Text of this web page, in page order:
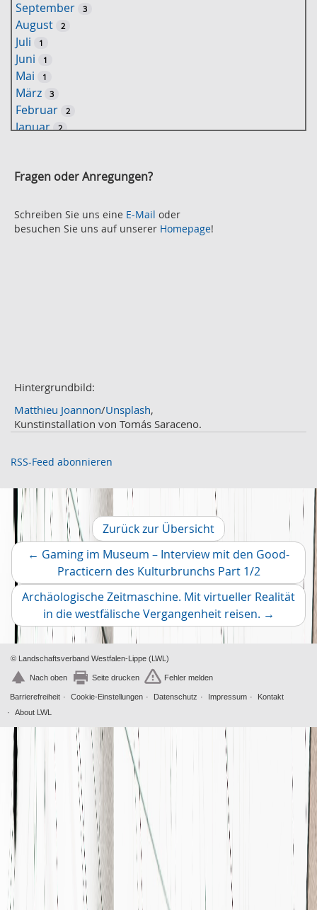
w
o
r
u
c
September 3
August 2
Juli 1
Juni 1
Mai 1
März 3
Februar 2
Januar 2
Oktober 2
August 2
Juli 2
November 2
Oktober
September 2
August
Mai 2
April
März 2
Februar 2
Januar 1
Dezember 2
November 2
Oktober 4
Fragen oder Anregungen?
Schreiben Sie uns eine E-Mail oder
besuchen Sie uns auf unserer Homepage!
Hintergrundbild:
Matthieu Joannon/Unsplash,
Kunstinstallation von Tomás Saraceno.
RSS-Feed abonnieren
← Gaming im Museum – Interview mit den Good-
Practicern des Kulturbrunchs Part 1/2Vorheriger
Artikel
Zurück zur Übersicht
Archäologische Zeitmaschine. Mit virtueller Realität
in die westfälische Vergangenheit reisen. Nächster
Artikel
→
© Landschaftsverband Westfalen-Lippe (LWL)
Nach oben Seite drucken Fehler melden
Barrierefreiheit Cookie-Einstellungen Datenschutz Impressum
Kontakt
About LWL